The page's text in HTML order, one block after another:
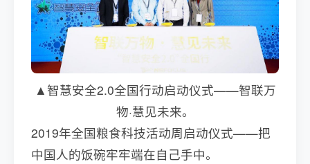
▲智慧安全2.0全国行动启动仪式——智联万
物·慧见未来。
2019年全国粮食科技活动周启动仪式——把
中国人的饭碗牢牢端在自己手中。